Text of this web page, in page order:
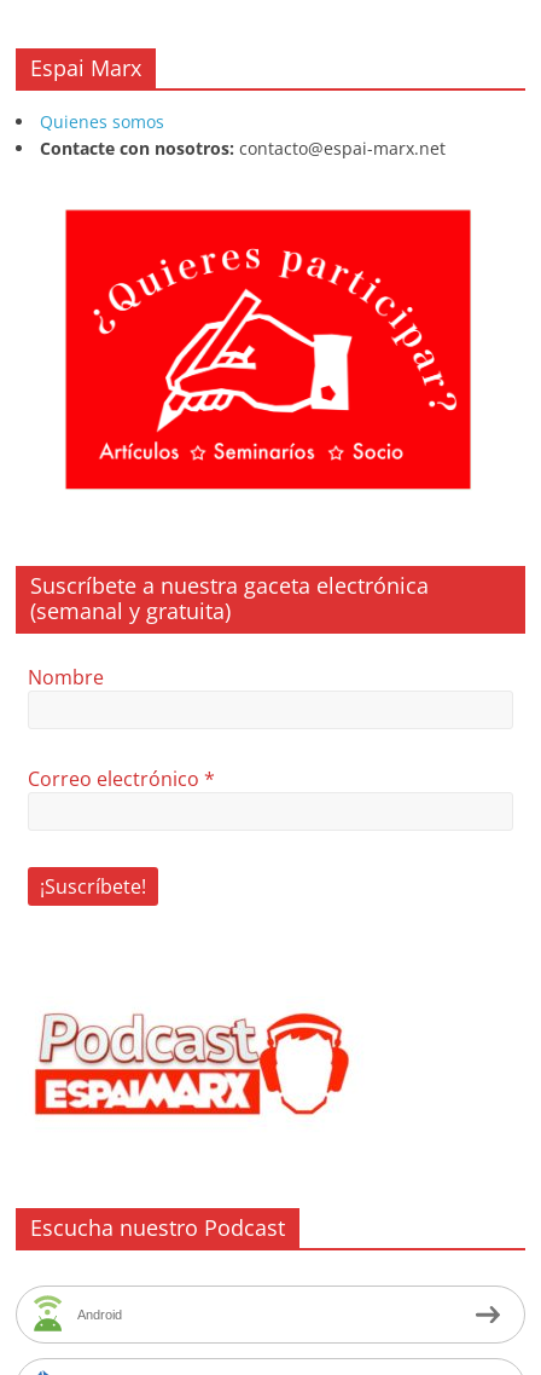
Espai Marx
Quienes somos
Contacte con nosotros: contacto@espai-marx.net
Suscríbete a nuestra gaceta electrónica
(semanal y gratuita)
Nombre
Correo electrónico*
Escucha nuestro Podcast
Android